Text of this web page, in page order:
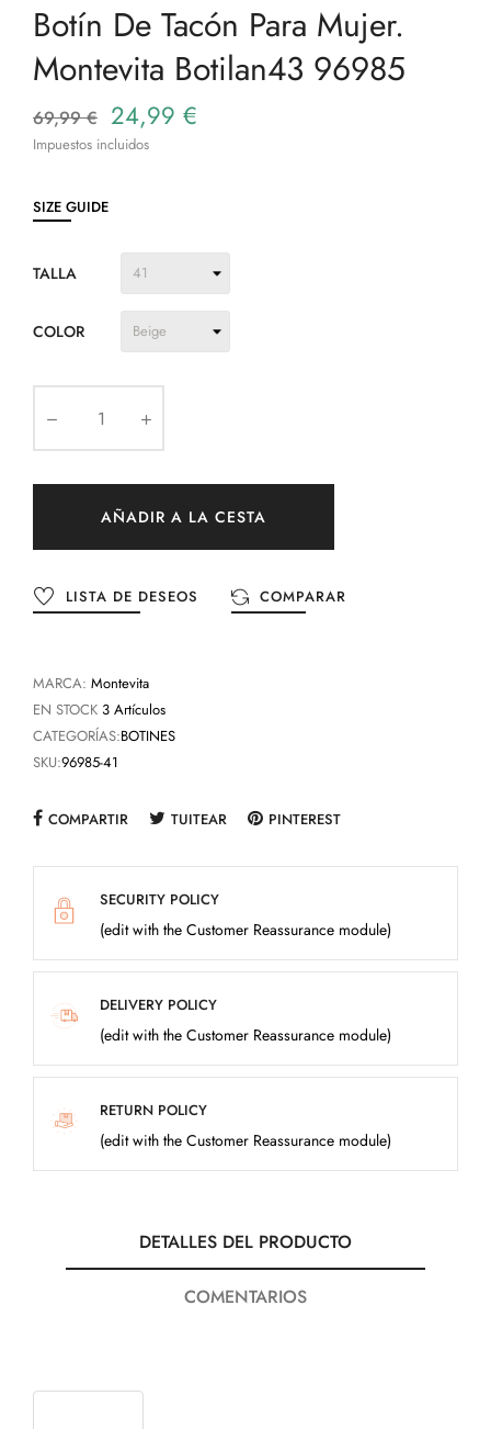
Botín De Tacón Para Mujer.
Montevita Botilan43 96985
69,99 € 24,99 €
Impuestos incluidos
SIZE GUIDE
TALLA
COLOR
AÑADIR A LA CESTA
LISTA DE DESEOS COMPARAR
MARCA: Montevita
EN STOCK 3 Artículos
CATEGORÍAS:BOTINES
SKU:96985-41
COMPARTIR TUITEAR PINTEREST
SECURITY POLICY
(edit with the Customer Reassurance module)
DELIVERY POLICY
(edit with the Customer Reassurance module)
RETURN POLICY
(edit with the Customer Reassurance module)
DETALLES DEL PRODUCTO
COMENTARIOS